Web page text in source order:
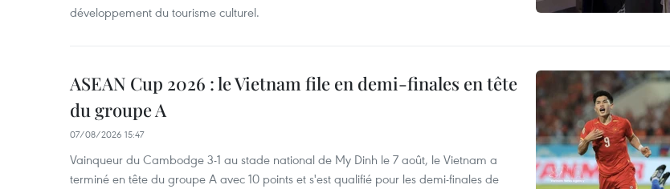
développement du tourisme culturel.
ASEAN Cup 2026 : le Vietnam file en demi-finales en tête
du groupe A
07/08/2026 15:47
Vainqueur du Cambodge 3-1 au stade national de My Dinh le 7 août, le Vietnam a
terminé en tête du groupe A avec 10 points et s'est qualifié pour les demi-finales de